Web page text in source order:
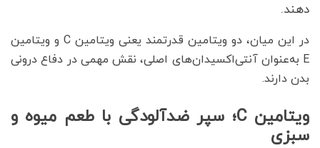
دهند.
در این میان، دو ویتامین قدرتمند یعنی ویتامین C و ویتامین
E به‌عنوان آنتی‌اکسیدان‌های اصلی، نقش مهمی در دفاع درونی
بدن دارند.
ویتامین C؛ سپر ضدآلودگی با طعم میوه و
سبزی